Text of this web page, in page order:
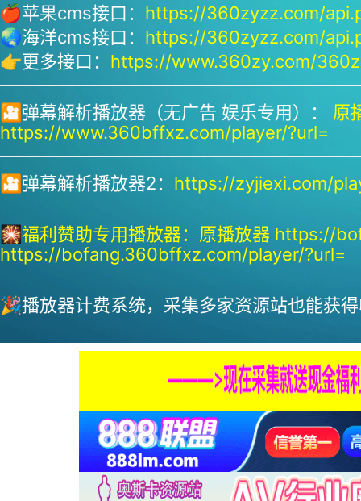
🍎苹果cms接口： https://360zyzz.com/
🌏海洋cms接口： https://360zyzz.com/
👉更多接口： https://www.360zy.com/
🎦弹幕解析播放器（无广告 娱乐专用）： 原
https://www.360bffxz.com/player/?url=
🎦弹幕解析播放器2： https://zyjiexi.com/
🎇福利赞助专用播放器： 原播放器 https://
https://bofang.360bffxz.com/player/?url=
🎉播放器计费系统，采集多家资源站也能获